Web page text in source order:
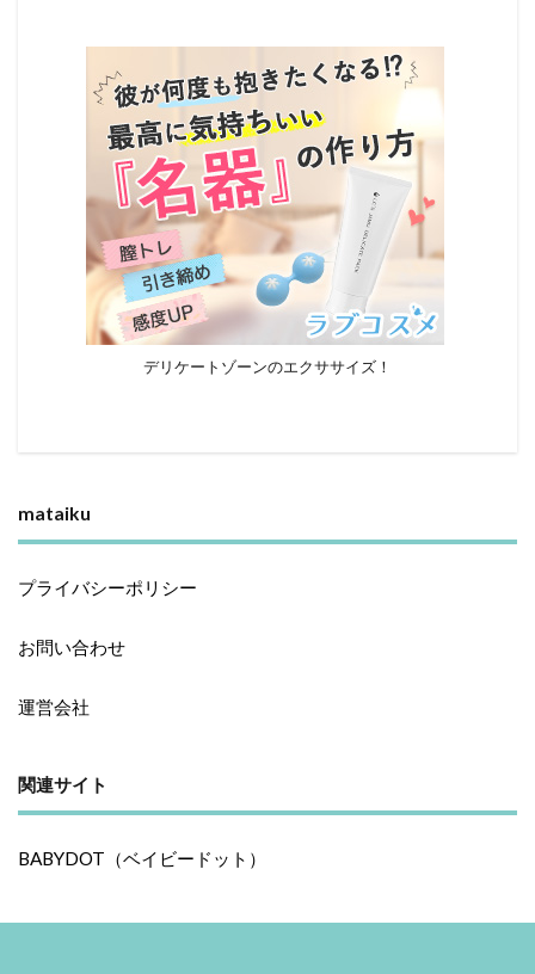
デリケートゾーンのエクササイズ！
mataiku
プライバシーポリシー
お問い合わせ
運営会社
関連サイト
BABYDOT（ベイビードット）